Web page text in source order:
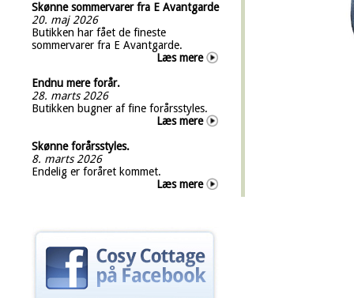
Skønne sommervarer fra E Avantgarde
20. maj 2026
Butikken har fået de fineste
sommervarer fra E Avantgarde.
Læs mere
Endnu mere forår.
28. marts 2026
Butikken bugner af fine forårsstyles.
Læs mere
Skønne forårsstyles.
8. marts 2026
Endelig er foråret kommet.
Læs mere